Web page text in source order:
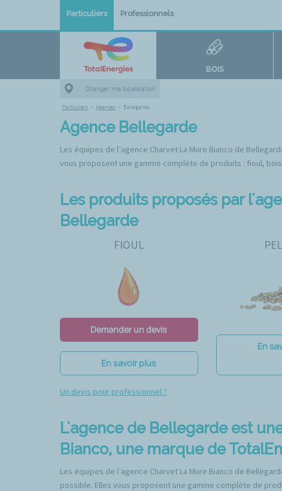
Particuliers Professionnels
BOIS
Changer ma localisation
Particuliers > Agences > Bellegarde
Agence Bellegarde
Les équipes de l’agence Charvet La Mure Bianco de
vous proposent une gamme complète de produits : fioul,
Les produits proposés par
Bellegarde
FIOUL
Demander un devis
En savoir plus
En
Un devis pour professionnel ?
L'agence de Bellegarde est
Bianco, une marque de
Les équipes de l’agence Charvet La Mure Bianco de
possible. Elles vous proposent une gamme complète de